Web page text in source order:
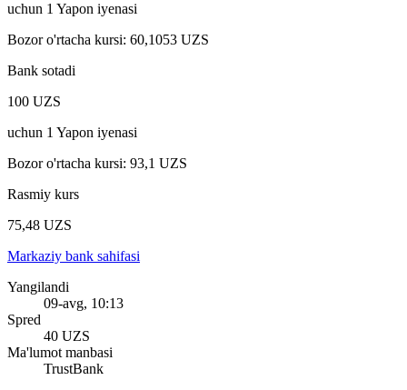
uchun 1 Yapon iyenasi
Bozor o'rtacha kursi: 60,1053 UZS
Bank sotadi
100 UZS
uchun 1 Yapon iyenasi
Bozor o'rtacha kursi: 93,1 UZS
Rasmiy kurs
75,48 UZS
Markaziy bank sahifasi
Yangilandi
09-avg, 10:13
Spred
40 UZS
Ma'lumot manbasi
TrustBank